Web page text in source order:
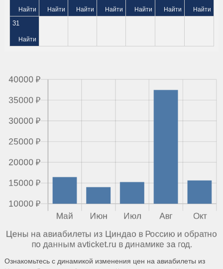
Найти Найти Найти Найти Найти Найти Найти
31
Найти
Ознакомьтесь с динамикой изменения цен на авиабилеты из